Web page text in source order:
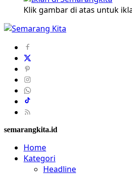
Klik gambar di atas untuk
semarangkita.id
Home
Kategori
Headline